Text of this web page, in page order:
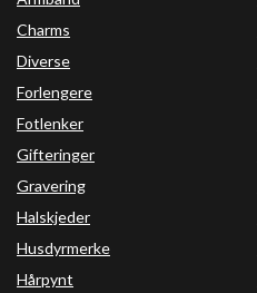
Charms
Diverse
Forlengere
Fotlenker
Gifteringer
Gravering
Halskjeder
Husdyrmerke
Hårpynt